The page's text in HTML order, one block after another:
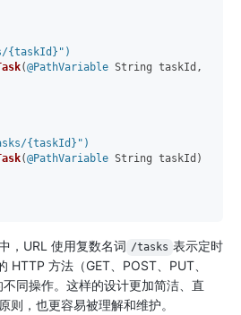
{taskId}")
(@PathVariable String taskId,
{taskId}")
(@PathVariable String taskId)
，URL 使用复数名词 /tasks 表示定时
HTTP 方法（GET、POST、PUT、
同操作。这样的设计更加简洁、直
则，也更容易被理解和维护。